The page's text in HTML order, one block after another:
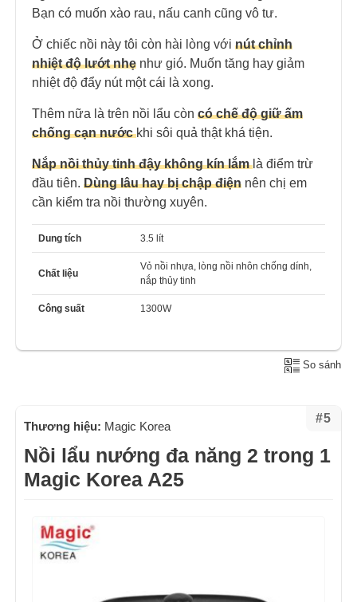
Bạn có muốn xào rau, nấu canh cũng vô tư.
Ở chiếc nồi này tôi còn hài lòng với nút chỉnh
nhiệt độ lướt nhẹ như gió. Muốn tăng hay giảm
nhiệt độ đẩy nút một cái là xong.
Thêm nữa là trên nồi lẩu còn có chế độ giữ ấm
chống cạn nướckhi sôi quả thật khá tiện.
Nắp nồi thủy tinh đậy không kín lắm là điểm trừ
đầu tiên. Dùng lâu hay bị chập điện nên chị em
cần kiểm tra nồi thường xuyên.
Dung tích 3.5 lít
Chất liệu
Vỏ nồi nhựa, lòng nồi nhôn chống dính,
nắp thủy tinh
Công suất 1300W
So sánh
#5
Thương hiệu: Magic Korea
Nồi lẩu nướng đa năng 2 trong 1
Magic Korea A25